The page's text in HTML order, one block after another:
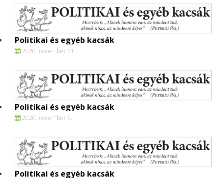
Politikai és egyéb kacsák
2020. november 11.
Politikai és egyéb kacsák
2020. november 5.
Politikai és egyéb kacsák